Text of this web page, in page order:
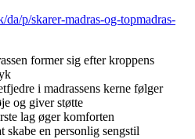
p/skarer-madras-og-topmadras-
former sig efter kroppens
i madrassens kerne følger
og giver støtte
lag øger komforten
skabe en personlig sengstil